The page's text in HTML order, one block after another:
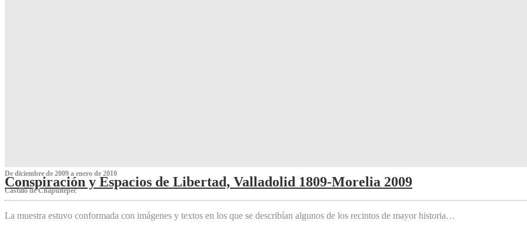
De diciembre de 2009 a enero de 2010
Conspiración y Espacios de Libertad, Valladolid 1809-Morelia 2009
Castillo de Chapultepec
La muestra estuvo conformada con imágenes y textos en los que se describían algunos de los recintos de mayor historia…